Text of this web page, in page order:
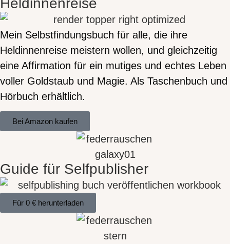
Heldinnenreise
Mein Selbstfindungsbuch für alle, die ihre
Heldinnenreise meistern wollen, und gleichzeitig
eine Affirmation für ein mutiges und echtes Leben
voller Goldstaub und Magie. Als Taschenbuch und
Hörbuch erhältlich.
Bei Amazon kaufen
Guide für Selfpublisher
Für 0 € herunterladen